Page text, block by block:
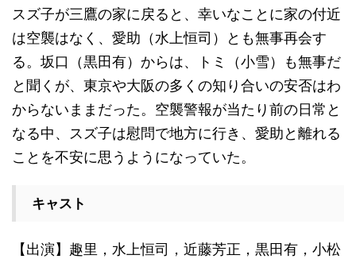
スズ子が三鷹の家に戻ると、幸いなことに家の付近
は空襲はなく、愛助（水上恒司）とも無事再会す
る。坂口（黒田有）からは、トミ（小雪）も無事だ
と聞くが、東京や大阪の多くの知り合いの安否はわ
からないままだった。空襲警報が当たり前の日常と
なる中、スズ子は慰問で地方に行き、愛助と離れる
ことを不安に思うようになっていた。
キャスト
【出演】趣里，水上恒司，近藤芳正，黒田有，小松